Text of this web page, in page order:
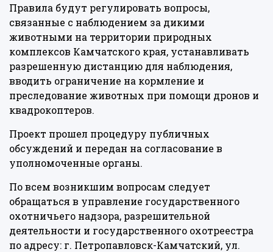
Правила будут регулировать вопросы,
связанные с наблюдением за дикими
животными на территории природных
комплексов Камчатского края, устанавливать
разрешенную дистанцию для наблюдения,
вводить ограничение на кормление и
преследование животных при помощи дронов и
квадрокоптеров.
Проект прошел процедуру публичных
обсуждений и передан на согласование в
уполномоченные органы.
По всем возникшим вопросам следует
обращаться в управление государственного
охотничьего надзора, разрешительной
деятельности и государственного охотреестра
по адресу: г. Петропавловск-Камчатский, ул.